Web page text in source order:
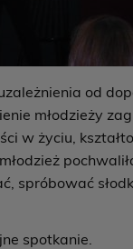
młodzieży
w życiu,
spróbować
spotkanie.